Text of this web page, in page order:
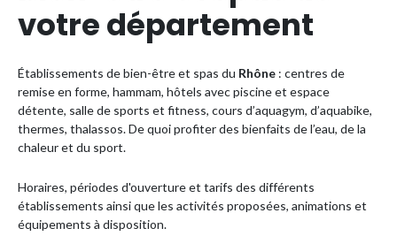
votre département
Établissements de bien-être et spas du Rhône : centres de
remise en forme, hammam, hôtels avec piscine et espace
détente, salle de sports et fitness, cours d’aquagym, d’aquabike,
thermes, thalassos. De quoi profiter des bienfaits de l’eau, de la
chaleur et du sport.
Horaires, périodes d'ouverture et tarifs des différents
établissements ainsi que les activités proposées, animations et
équipements à disposition.